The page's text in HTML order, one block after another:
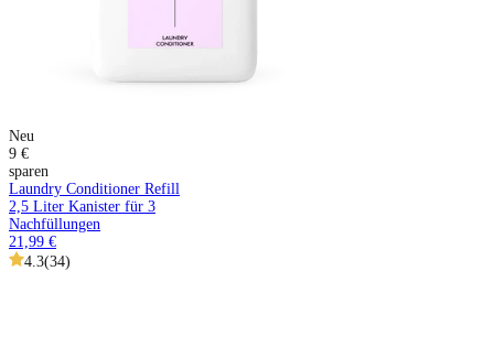
Neu
9 €
sparen
Laundry Conditioner Refill
2,5 Liter Kanister für 3
Nachfüllungen
21,99 €
4.3(34)